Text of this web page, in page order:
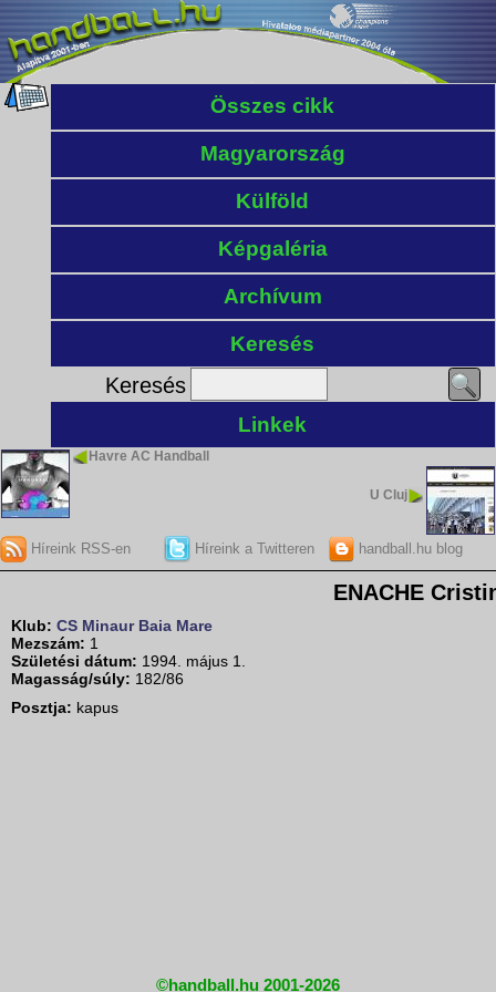
Összes cikk
Magyarország
Külföld
Képgaléria
Archívum
Keresés
Keresés
Linkek
Havre AC Handball
U Cluj
Híreink RSS-en Híreink a Twitteren handball.hu blog
ENACHE
Klub: CS Minaur Baia Mare
Mezszám: 1
Születési dátum: 1994. május 1.
Magasság/súly: 182/86
Posztja: kapus
©handball.hu 2001-2026